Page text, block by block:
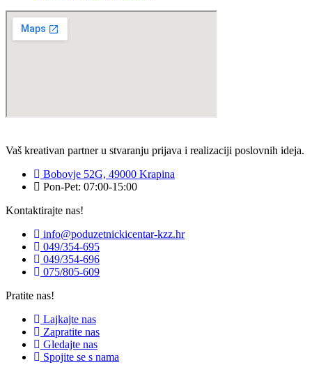
Vaš kreativan partner u stvaranju prijava i realizaciji poslovnih ideja.
Bobovje 52G, 49000 Krapina
Pon-Pet: 07:00-15:00
Kontaktirajte nas!
info@poduzetnickicentar-kzz.hr
049/354-695
049/354-696
075/805-609
Pratite nas!
Lajkajte nas
Zapratite nas
Gledajte nas
Spojite se s nama